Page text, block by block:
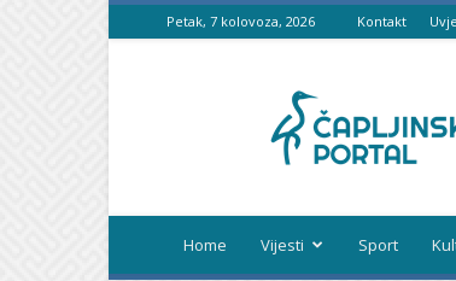
Petak, 7 kolovoza, 2026 Kontakt
portal
Home Vijesti Sport